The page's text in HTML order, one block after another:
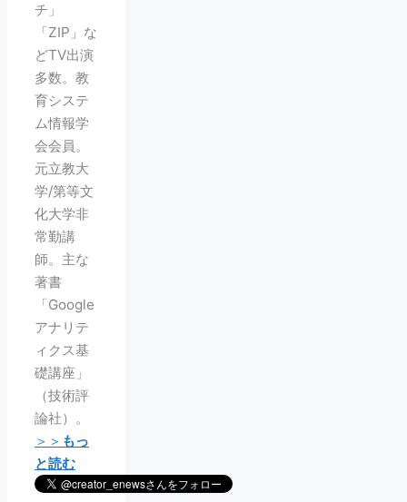
チ」
「ZIP」な
どTV出演
多数。教
育システ
ム情報学
会会員。
元立教大
学/第等文
化大学非
常勤講
師。主な
著書
「Google
アナリテ
ィクス基
礎講座」
（技術評
論社）。
＞＞ もっ
と読む